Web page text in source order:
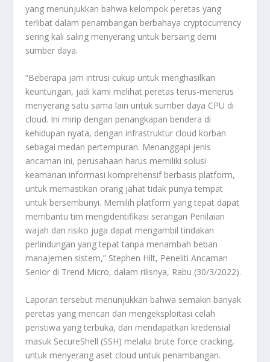
yang menunjukkan bahwa kelompok peretas yang
terlibat dalam penambangan berbahaya cryptocurrency
sering kali saling menyerang untuk bersaing demi
sumber daya.
“Beberapa jam intrusi cukup untuk menghasilkan
keuntungan, jadi kami melihat peretas terus-menerus
menyerang satu sama lain untuk sumber daya CPU di
cloud. Ini mirip dengan penangkapan bendera di
kehidupan nyata, dengan infrastruktur cloud korban
sebagai medan pertempuran. Menanggapi jenis
ancaman ini, perusahaan harus memiliki solusi
keamanan informasi komprehensif berbasis platform,
untuk memastikan orang jahat tidak punya tempat
untuk bersembunyi. Memilih platform yang tepat dapat
membantu tim mengidentifikasi serangan Penilaian
wajah dan risiko juga dapat mengambil tindakan
perlindungan yang tepat tanpa menambah beban
manajemen sistem,” Stephen Hilt, Peneliti Ancaman
Senior di Trend Micro, dalam rilisnya, Rabu (30/3/2022).
Laporan tersebut menunjukkan bahwa semakin banyak
peretas yang mencari dan mengeksploitasi celah
peristiwa yang terbuka, dan mendapatkan kredensial
masuk SecureShell (SSH) melalui brute force cracking,
untuk menyerang aset cloud untuk penambangan.